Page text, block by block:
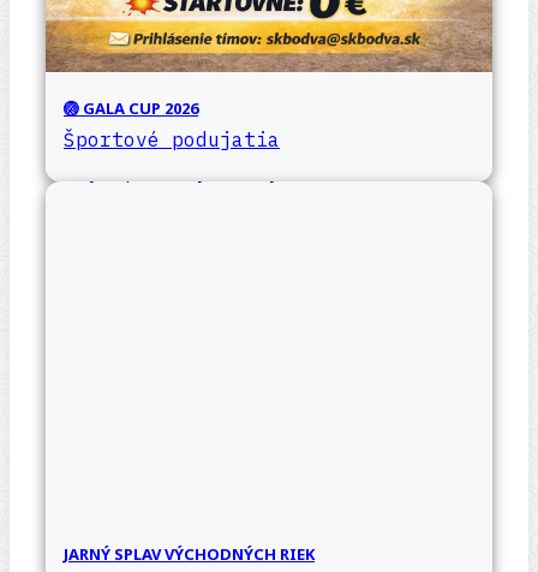
🏐 GALA CUP 2026
Športové podujatia
JARNÝ SPLAV VÝCHODNÝCH RIEK